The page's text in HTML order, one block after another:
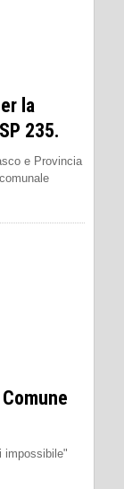
la
235.
e Provincia
impossibile"